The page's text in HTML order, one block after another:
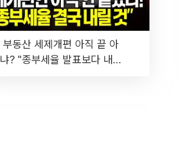
부동산 세제개편 아직 끝 아
냐? "종부세율 발표보다 내릴